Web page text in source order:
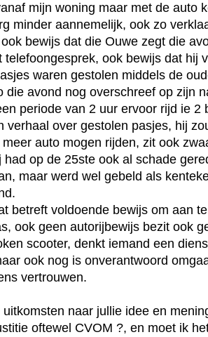
mijn woning maar met de auto
minder aannemelijk, ook zo
bewijs dat die Ouwe zegt die
telefoongesprek, ook bewijs dat hij
waren gestolen middels de
die avond nog overschreef op zijn
periode van 2 uur ervoor rijd ie 2
verhaal over gestolen pasjes, hij
auto mogen rijden, zit ook
had op de 25ste ook al schade
maar werd wel gebeld als
betreft voldoende bewijs om aan
ook geen autorijbewijs bezit ook
scooter, denkt iemand een
ook nog is onverantwoord
vertrouwen.
naar jullie idee en
oftewel CVOM ?, en moet ik